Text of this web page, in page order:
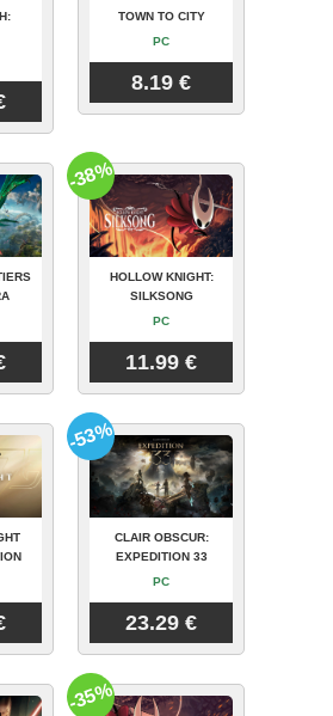
TOWN TO CITY
PC
8.19 €
HOLLOW KNIGHT:
SILKSONG
PC
11.99 €
-38%
CLAIR OBSCUR:
EXPEDITION 33
PC
23.29 €
-53%
-35%